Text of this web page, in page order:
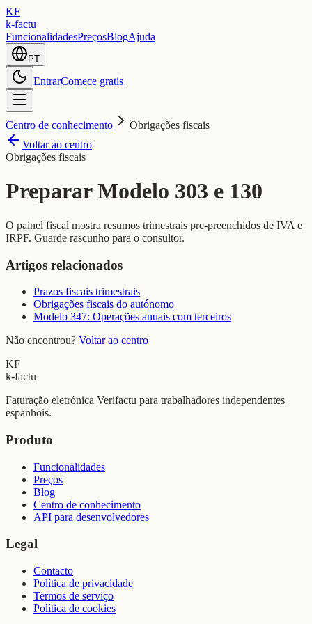
KF
k-factu
FuncionalidadesPreçosBlogAjuda
PT
EntrarComece gratis
Centro de conhecimento
Obrigações fiscais
Voltar ao centro
Obrigações fiscais
Preparar Modelo 303 e 130
O painel fiscal mostra resumos trimestrais pre-preenchidos de IVA e
IRPF. Guarde rascunho para o consultor.
Artigos relacionados
Prazos fiscais trimestrais
Obrigações fiscais do autónomo
Modelo 347: Operações anuais com terceiros
Não encontrou? Voltar ao centro
KF
k-factu
Faturação eletrónica Verifactu para trabalhadores independentes
espanhois.
Produto
Funcionalidades
Preços
Blog
Centro de conhecimento
API para desenvolvedores
Legal
Contacto
Política de privacidade
Termos de serviço
Política de cookies